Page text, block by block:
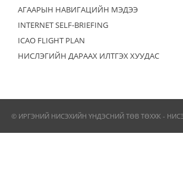
АГААРЫН НАВИГАЦИЙН МЭДЭЭ
INTERNET SELF-BRIEFING
ICAO FLIGHT PLAN
НИСЛЭГИЙН ДАРААХ ИЛТГЭХ ХУУДАС
© ИРГЭНИЙ НИСЭХИЙН ҮНДЭСНИЙ ТӨВ ТӨХХК -